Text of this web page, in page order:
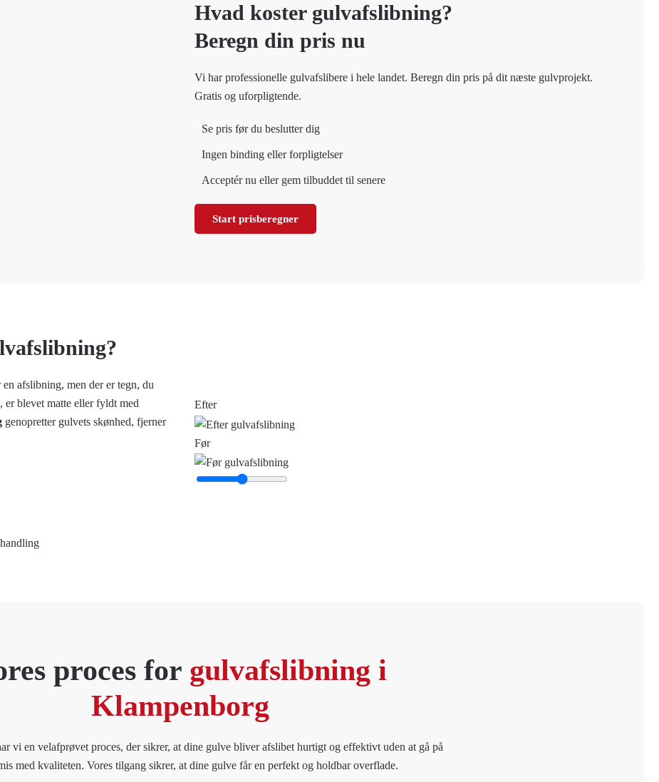
Hvad koster gulvafslibning?
Beregn din pris nu
Vi har professionelle gulvafslibere i hele landet. Beregn din pris på dit næste gulvprojekt.
Gratis og uforpligtende.
Se pris før du beslutter dig
Ingen binding eller forpligtelser
Acceptér nu eller gem tilbuddet til senere
Start prisberegner
afslibning, men der er tegn, du
er blevet matte eller fyldt med
genopretter gulvets skønhed, fjerner
Efter
Før
proces for gulvafslibning i
Klampenborg
vi en velafprøvet proces, der sikrer, at dine gulve bliver afslibet hurtigt og effektivt uden at gå på
med kvaliteten. Vores tilgang sikrer, at dine gulve får en perfekt og holdbar overflade.